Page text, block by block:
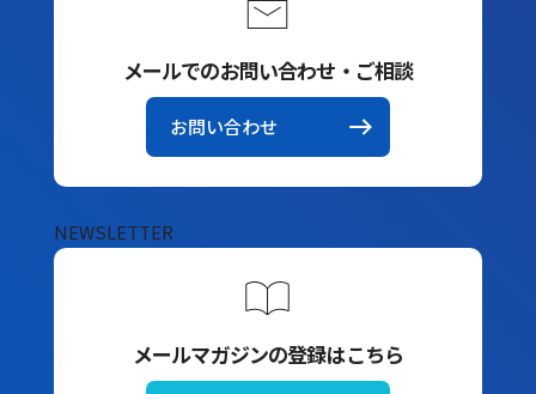
メールでのお問い合わせ・ご相談
お問い合わせ
NEWSLETTER
メールマガジンの登録はこちら